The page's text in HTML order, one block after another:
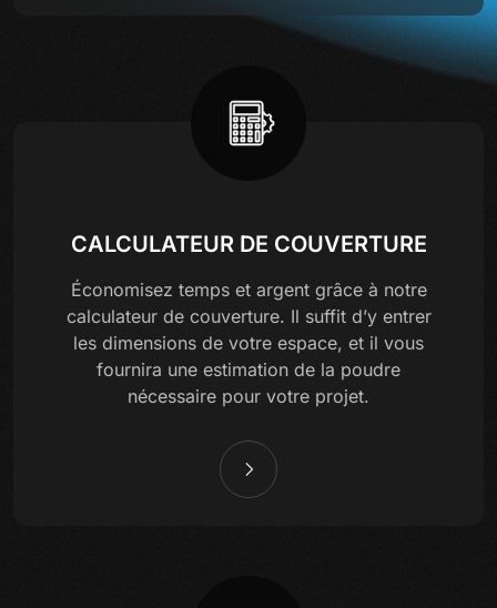
CALCULATEUR DE COUVERTURE
Économisez temps et argent grâce à notre
calculateur de couverture. Il suffit d’y entrer
les dimensions de votre espace, et il vous
fournira une estimation de la poudre
nécessaire pour votre projet.